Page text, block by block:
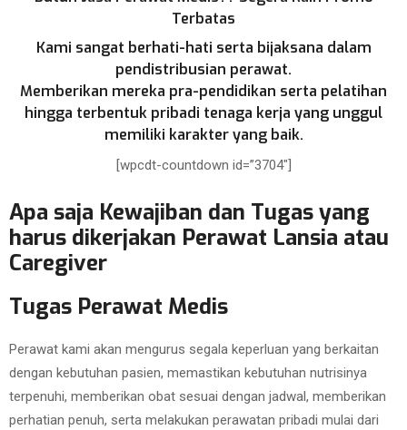
Terbatas
Kami sangat berhati-hati serta bijaksana dalam
pendistribusian perawat.
Memberikan mereka pra-pendidikan serta pelatihan
hingga terbentuk pribadi tenaga kerja yang unggul
memiliki karakter yang baik.
[wpcdt-countdown id=”3704″]
Apa saja Kewajiban dan Tugas yang
harus dikerjakan Perawat Lansia atau
Caregiver
Tugas Perawat Medis
Perawat kami akan mengurus segala keperluan yang berkaitan
dengan kebutuhan pasien, memastikan kebutuhan nutrisinya
terpenuhi, memberikan obat sesuai dengan jadwal, memberikan
perhatian penuh, serta melakukan perawatan pribadi mulai dari